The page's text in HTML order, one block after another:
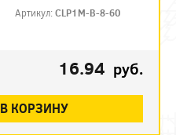
Артикул:CLP1M-B-8-60
16.94 руб.
В КОРЗИНУ